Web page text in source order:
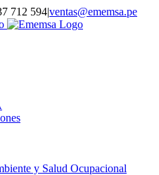
712 594|ventas@ememsa.pe
y Salud Ocupacional